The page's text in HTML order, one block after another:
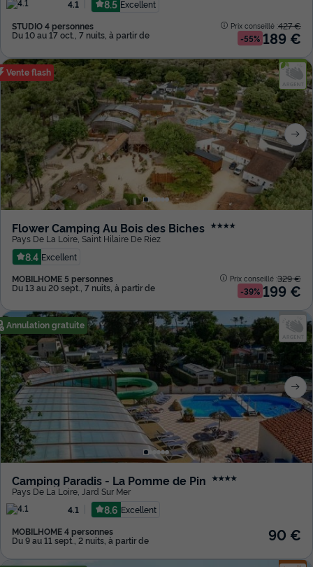
4.1 8.5 Excellent
STUDIO 4 personnes
Du 10 au 17 oct., 7 nuits, à partir de
Prix conseillé :427 €
-55% 189 €
Vente flash
Flower Camping Au Bois des Biches ★★★★
Pays De La Loire Saint Hilaire De Riez
8.4 Excellent
MOBILHOME 5 personnes
Du 13 au 20 sept., 7 nuits, à partir de
Prix conseillé :329 €
-39% 199 €
Annulation gratuite
Camping Paradis - La Pomme de Pin ★★★★
Pays De La Loire Jard Sur Mer
4.1
8.6 Excellent
MOBILHOME 4 personnes
Du 9 au 11 sept., 2 nuits, à partir de 90 €